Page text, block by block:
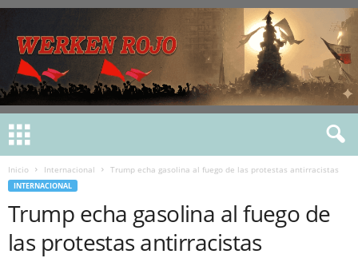
Inicio Internacional Trump echa gasolina al fuego de las protestas antirracistas
INTERNACIONAL
Trump echa gasolina al fuego de
las protestas antirracistas